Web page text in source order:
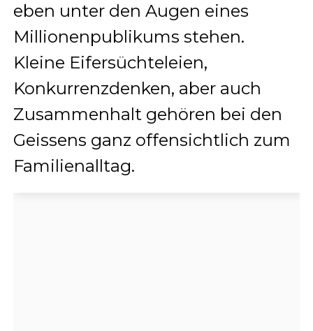
eben unter den Augen eines
Millionenpublikums stehen.
Kleine Eifersüchteleien,
Konkurrenzdenken, aber auch
Zusammenhalt gehören bei den
Geissens ganz offensichtlich zum
Familienalltag.